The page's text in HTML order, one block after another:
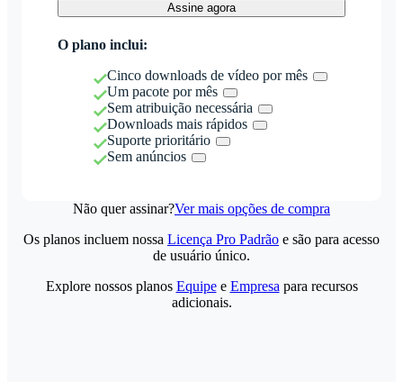
Assine agora
O plano inclui:
Cinco downloads de vídeo por mês
Um pacote por mês
Sem atribuição necessária
Downloads mais rápidos
Suporte prioritário
Sem anúncios
Não quer assinar?Ver mais opções de compra
Os planos incluem nossa Licença Pro Padrão e são para acesso
de usuário único.
Explore nossos planos Equipee Empresa para recursos
adicionais.